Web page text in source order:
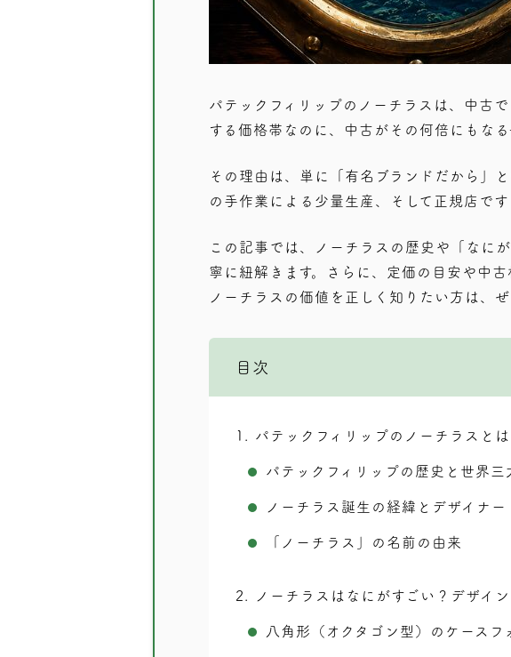
パテックフィリップのノーチラスは、中古
する価格帯なのに、中古がその何倍にもな
その理由は、単に「有名ブランドだから」
の手作業による少量生産、そして正規店で
この記事では、ノーチラスの歴史や「なに
寧に紐解きます。さらに、定価の目安や中
ノーチラスの価値を正しく知りたい方は、
目次
1 パテックフィリップのノーチラスとは
パテックフィリップの歴史と世界三
ノーチラス誕生の経緯とデザイナー
「ノーチラス」の名前の由来
2 ノーチラスはなにがすごい？デザイ
八角形（オクタゴン型）のケースフ